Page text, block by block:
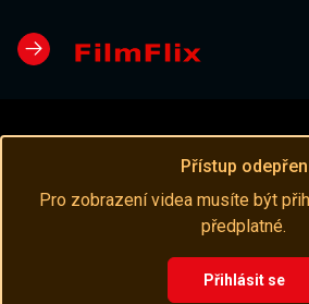
Přístup odepřen
Pro zobrazení videa musíte být
předplatné.
Přihlásit se